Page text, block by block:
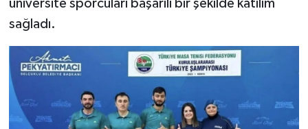
üniversite sporcuları başarılı bir şekilde katılım
sağladı.